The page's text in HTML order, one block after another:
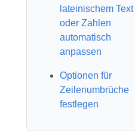
lateinischem Text
oder Zahlen
automatisch
anpassen
Optionen für
Zeilenumbrüche
festlegen